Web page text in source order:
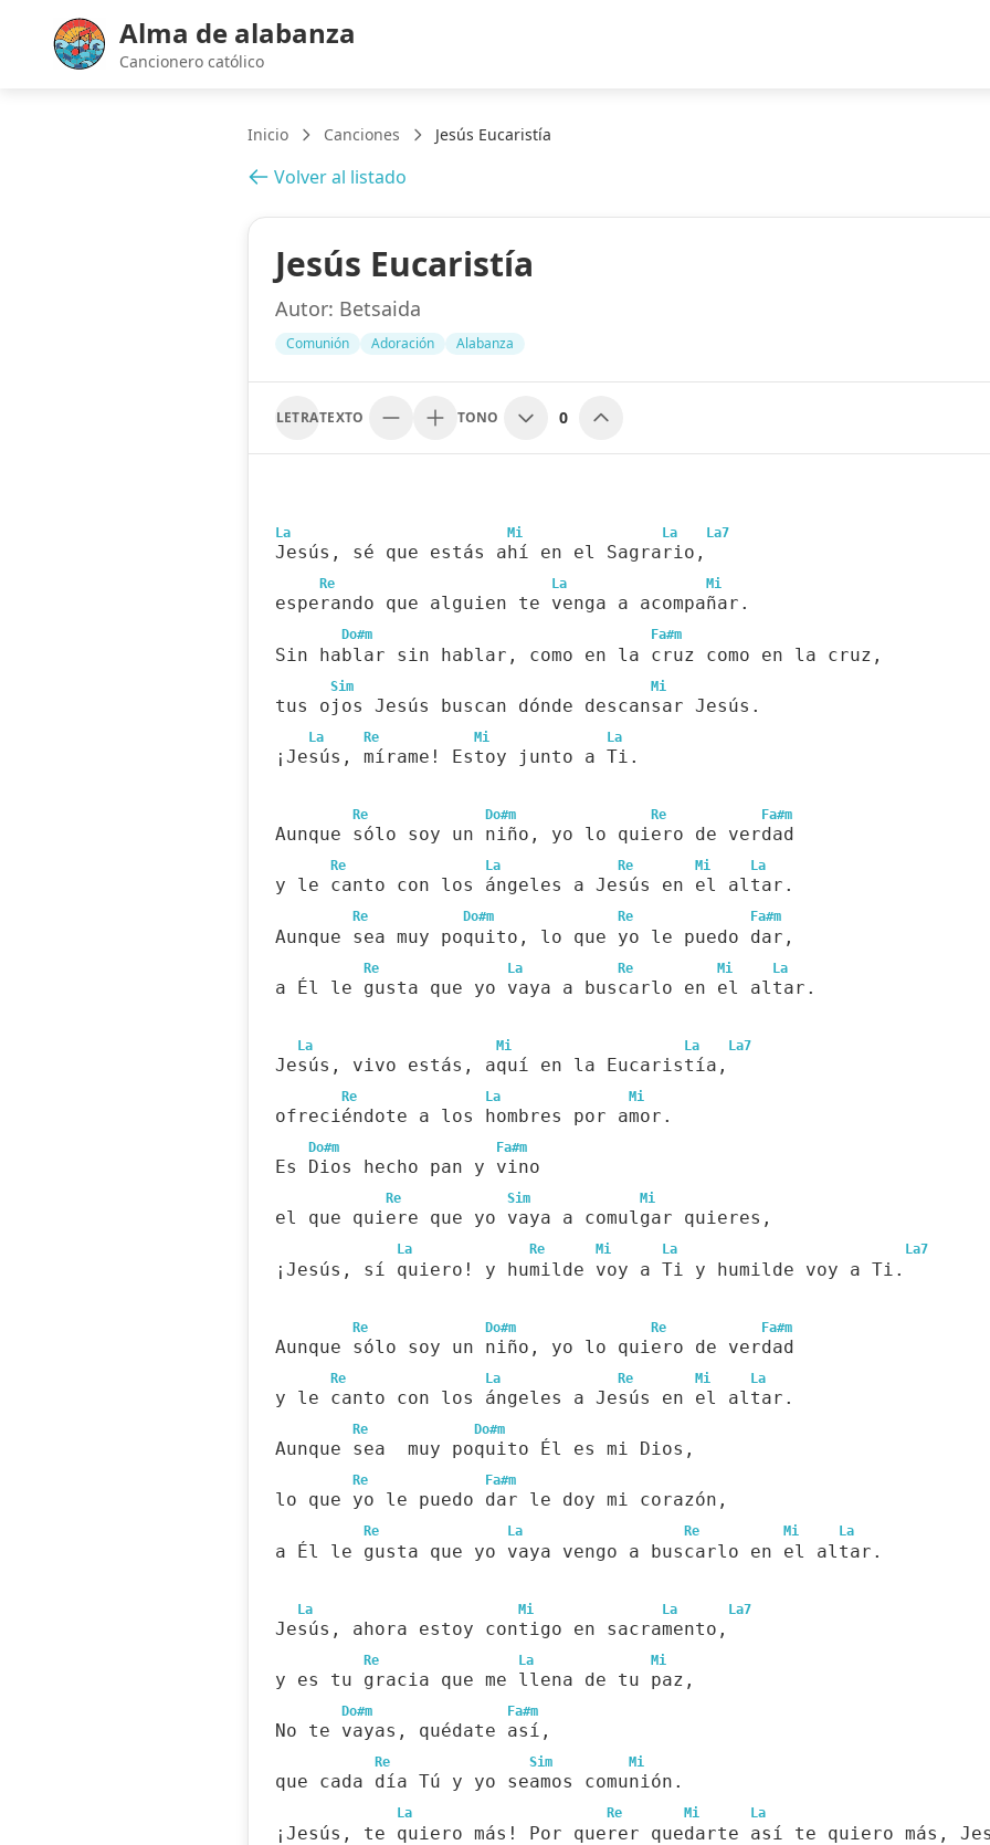
Alma de alabanza
Cancionero católico
Inicio Canciones Jesús Eucaristía
Volver al listado
Jesús Eucaristía
Autor: Betsaida
Comunión Adoración Alabanza
LETRATEXTO TONO 0
La Mi La La7
Jesús, sé que estás ahí en el Sagrario,
Re La Mi
esperando que alguien te venga a acompañar.
Do#m Fa#m
Sin hablar sin hablar, como en la cruz como en la cruz,
Sim Mi
tus ojos Jesús buscan dónde descansar Jesús.
La Re Mi La
¡Jesús, mírame! Estoy junto a Ti.
Re Do#m Re Fa#m
Aunque sólo soy un niño, yo lo quiero de verdad
Re La Re Mi La
y le canto con los ángeles a Jesús en el altar.
Re Do#m Re Fa#m
Aunque sea muy poquito, lo que yo le puedo dar,
Re La Re Mi La
a Él le gusta que yo vaya a buscarlo en el altar.
La Mi La La7
Jesús, vivo estás, aquí en la Eucaristía,
Re La Mi
ofreciéndote a los hombres por amor.
Do#m Fa#m
Es Dios hecho pan y vino
Re Sim Mi
el que quiere que yo vaya a comulgar quieres,
La Re Mi La La7
¡Jesús, sí quiero! y humilde voy a Ti y humilde voy a Ti.
Re Do#m Re Fa#m
Aunque sólo soy un niño, yo lo quiero de verdad
Re La Re Mi La
y le canto con los ángeles a Jesús en el altar.
Re Do#m
Aunque sea  muy poquito Él es mi Dios,
Re Fa#m
lo que yo le puedo dar le doy mi corazón,
Re La Re Mi La
a Él le gusta que yo vaya vengo a buscarlo en el altar.
La Mi La La7
Jesús, ahora estoy contigo en sacramento,
Re La Mi
y es tu gracia que me llena de tu paz,
Do#m Fa#m
No te vayas, quédate así,
Re Sim Mi
que cada día Tú y yo seamos comunión.
La Re Mi La
¡Jesús, te quiero más! Por querer quedarte así te quiero más,